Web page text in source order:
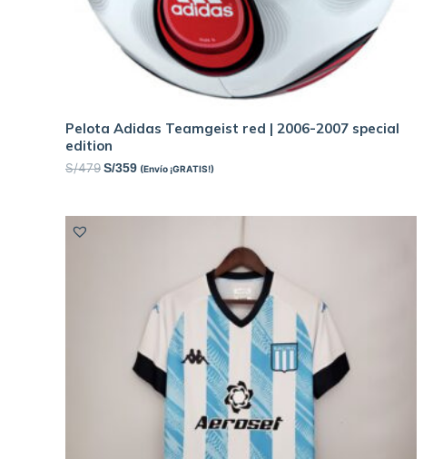
Pelota Adidas Teamgeist red | 2006-2007 special
edition
S/479 S/359 (Envío ¡GRATIS!)